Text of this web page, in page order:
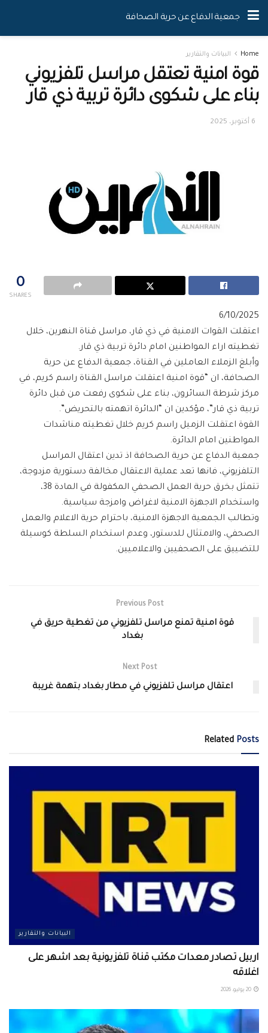
جمعية الدفاع عن حرية الصحافة
Home البيانات والتقارير
قوة امنية تعتقل مراسل تلفزيوني
بناء على شكوى دائرة تربية ذي قار
6 أكتوبر، 2025
0
SHARES
6/10/2025
اعتقلت القوات الامنية في ذي قار، مراسل قناة النهرين، خلال
تغطيته اراء المواطنين امام دائرة تربية ذي قار.
وأبلغ الزملاء العاملين في القناة، جمعية الدفاع عن حرية
الصحافة، ان “قوة امنية اعتقلت مراسل القناة راسم كريم، في
مركز شرطة السائرون، بناء على شكوى رفعت من قبل دائرة
تربية ذي قار”، مؤكدين ان “الدائرة اتهمته بالتحريض”.
القوة اعتقلت الزميل راسم كريم خلال تغطيته مناشدات
المواطنين امام الدائرة.
جمعية الدفاع عن حرية الصحافة اذ تدين اعتقال المراسل
التلفزيوني، فانها تعد عملية الاعتقال مخالفة دستورية مزدوجة،
تتمثل بخرق حرية العمل الصحفي المكفولة في المادة 38،
واستخدام الاجهزة الامنية لاغراض وامزجة سياسية.
وتطالب الجمعية الاجهزة الامنية، باحترام حرية الاعلام والعمل
الصحفي، والامتثال للدستور، وعدم استخدام السلطة كوسيلة
للتضييق على الصحفيين والاعلاميين.
Previous Post
قوة امنية تمنع مراسل تلفزيوني من تغطية حريق في
بغداد
Next Post
اعتقال مراسل تلفزيوني في مطار بغداد بتهمة غريبة
Related Posts
البيانات والتقارير
اربيل تصادر معدات مكتب قناة تلفزيونية بعد اشهر على
اغلاقه